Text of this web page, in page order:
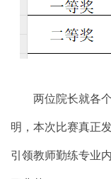
两位院长就各
明，本次比赛真正
引领教师勤练专业